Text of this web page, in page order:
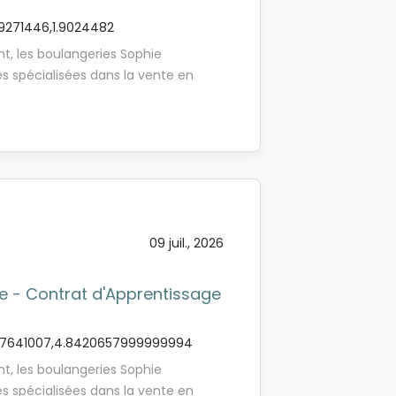
les boulangeries Sophie
spécialisées dans la vente en
Notre mission est de
de qualité, accessibles à
au sein de lieux de convivialité.
en boulangerie H/F afin de venir
afin de maitriser les
qui sont les suivantes : -
des produits pour accueillir
organisation en anticipant le
09 juil., 2026
- Contrat d'Apprentissage
les boulangeries Sophie
spécialisées dans la vente en